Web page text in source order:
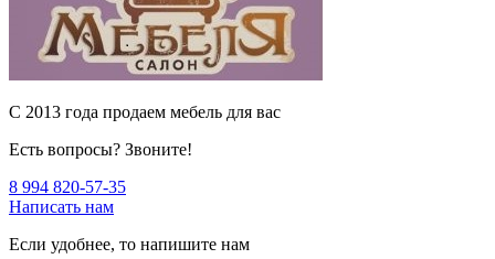
C 2013 года продаем мебель для вас
Есть вопросы? Звоните!
8 994 820-57-35
Написать нам
Если удобнее, то напишите нам